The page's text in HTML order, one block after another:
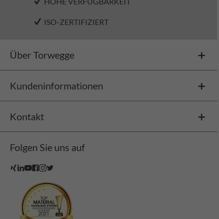
ISO-ZERTIFIZIERT
Über Torwegge
Kundeninformationen
Kontakt
Folgen Sie uns auf